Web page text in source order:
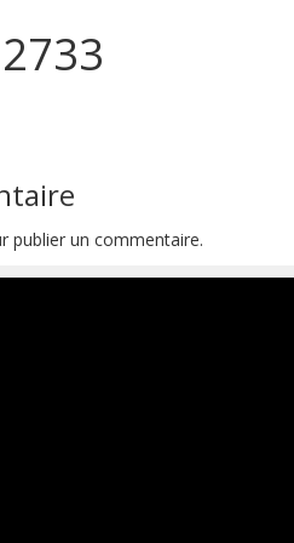
publier un commentaire.